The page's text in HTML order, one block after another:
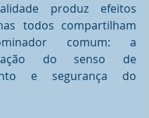
produz efeitos
todos compartilham
comum: a
do senso de
e segurança do